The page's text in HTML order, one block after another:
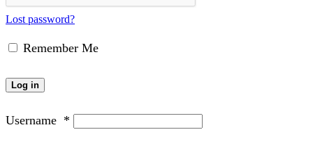
Lost password?
Remember Me
Log in
Username *